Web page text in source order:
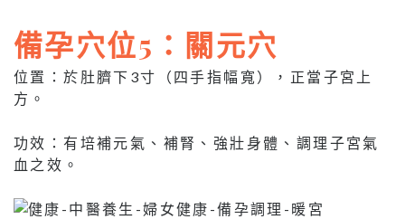
備孕穴位5：關元穴
位置：於肚臍下3寸（四手指幅寬），正當子宮上
方。
功效：有培補元氣、補腎、強壯身體、調理子宮氣
血之效。